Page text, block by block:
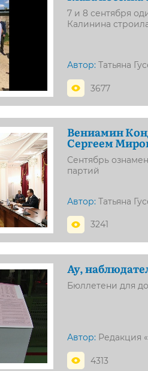
7 и 8 сентября
Калинина
Автор: Татьяна
3677
Вениамин
Сергеем
Сентябрь
партий
Автор: Татьяна
3241
Ау,
Бюллетени для
Автор: Редакция
4313